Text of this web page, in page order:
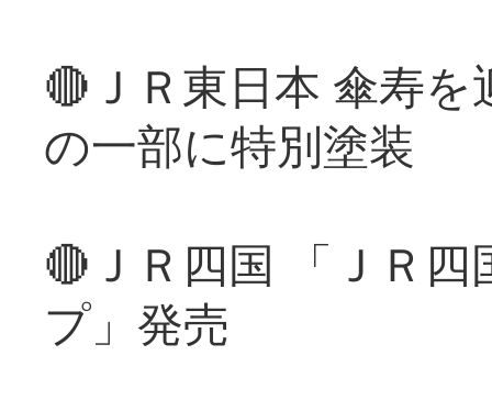
🔴ＪＲ東日本 傘寿
の一部に特別塗装
🔴ＪＲ四国 「ＪＲ
プ」発売